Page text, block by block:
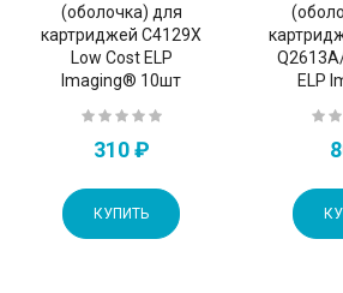
X/CE255A/X
Q2610A/Q6511A/X/Q7551A/X/CE255A/
(оболочка) для
картриджей C4129X
Low Cost ELP
Imaging® 10шт
310 ₽
КУПИТЬ
ELP